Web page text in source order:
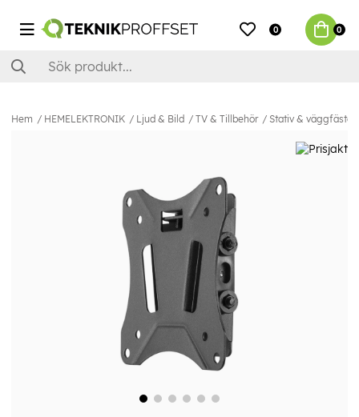
0 0
Hem HEMELEKTRONIK Ljud & Bild TV & Tillbehör Stativ &